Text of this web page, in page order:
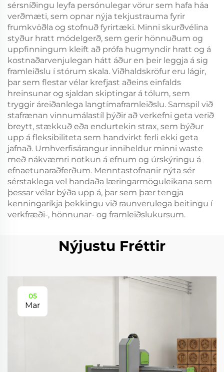
sérsníðingu leyfa persónulegar vörur sem hafa háa
verðmæti, sem opnar nýja tekjustrauma fyrir
frumkvöðla og stofnuð fyrirtæki. Minni skurðvélina
styður hratt módelgerð, sem gerir hönnuðum og
uppfinningum kleift að prófa hugmyndir hratt og á
kostnaðarvenjulegan hátt áður en þeir leggja á sig
framleiðslu í stórum skala. Viðhaldskröfur eru lágir,
þar sem flestar vélar krefjast aðeins einfalds
hreinsunar og sjaldan skiptingar á tólum, sem
tryggir áreiðanlega langtímaframleiðslu. Samspil við
stafrænan vinnumálastíl þýðir að verkefni geta verið
breytt, stækkuð eða endurtekin strax, sem býður
upp á fleksibiliteta sem handvirkt ferli ekki geta
jafnað. Umhverfisárangur inniheldur minni waste
með nákvæmri notkun á efnum og úrskýringu á
efnaetunaraðferðum. Menntastofnanir nýta sér
sérstaklega vel handaða læringarmöguleikana sem
þessar vélar býða upp á, þar sem þær tengja
kenningaríkja þekkingu við raunverulega beitingu í
verkfræði-, hönnunar- og framleiðslukursum.
Nýjustu Fréttir
05
Mar